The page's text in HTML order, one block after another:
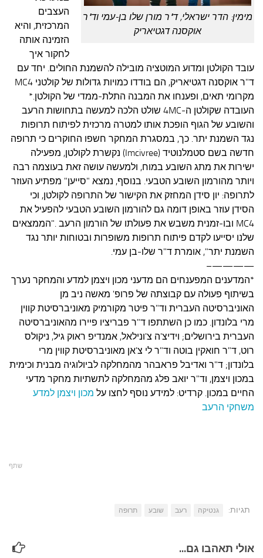
מימין: הדר ישראלי, ד"ר מורן שלו בן-עמי וד"ר
אוקסנה דגטיאריק
העצבים
המרכזית, והיא
הזמינה אותה
לחקור איך
עובד הקולטן ומדוע המוטציה מובילה להשמנת החולים. יחד עם
ד"ר אוקסנה דגטיאריק, הם בודדו כמויות גדולות של קולטני MC4
מקרומי תאים, ופענחו את המבנה התלת-ממדי של הקולטן.*
העובדה שקולטן ה-4MC שולט הלכה למעשה בתחושות הרעב
והשובע של הגוף הופכת אותו למטרה מרכזית לפיתוח תרופות
נגד השמנת יתר. כך, במסגרת המחקר חשפו החוקרים כי תרופה
חדשה בשם סטמלנוטיד (Imcivree) נקשרת לקולטן, מפעילה
ישירות את מתג השובע במוח, ולמעשה עושה זאת בעוצמה רבה
ויותר מהורמון השובע הטבעי. בנוסף, נמצא "סייען" מפתיע העוזר
לתרופה: יון סידן המחזק את הקישור של התרופה לקולטן, וכי
הסידן עוזר באופן דומה גם להורמון השובע הטבעי להפעיל את
MC4 ובו-זמנית משבש את פעולתו של הורמון הרעב ."הממצאים
שלנו יסייעו לקדם פיתוח תרופות משופרות ובטוחות יותר נגד
השמנת יתר", אומרת ד"ר שלו-בן עמי.
————–
*המדענים המפענחים הם מדעני מכון ויצמן למדע והמחקר נערך
בשיתוף פעולה עם קבוצתה של פרופ' מאשה ניב מן
האוניברסיטה העברית וד"ר פיטר מקורמיק מאוניברסיטת קווין
מרי בלונדון. כמו כן השתתפו ד"ר פבריציו פיירו מהאוניברסיטה
העברית בירושלים; וידיצ'ה צ'ונילאל, אמנדיפ ראוק גיל, ניקולס
רוט, ד"ר חואקין בוטה וד"ר לי צ'אן מאוניברסיטת קווין מרי
בלונדון; ד"ר ואדיבל פראבהר מהמחלקה לביולוגיה מבנית וכימית
במכון ויצמן, וד"ר יואב פלג מהמחלקה לתשתיות מחקר מדעי
החיים במכון. קרדיט: למידע נוסף לחצו על מכון ויצמן למדע
משחקי הרעב
שתף
תגיות: גנטיקה רעב שובע תרופה
אולי תאהבו גם...